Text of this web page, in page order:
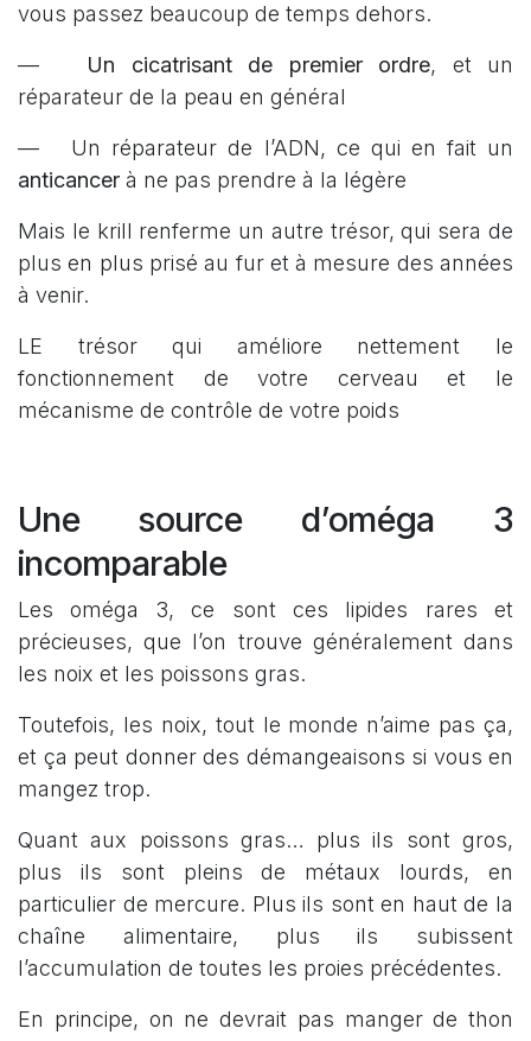
vous passez beaucoup de temps dehors.
— Un cicatrisant de premier ordre, et un
réparateur de la peau en général
— Un réparateur de l’ADN, ce qui en fait un
anticancer à ne pas prendre à la légère
Mais le krill renferme un autre trésor, qui sera de
plus en plus prisé au fur et à mesure des années
à venir.
LE trésor qui améliore nettement le
fonctionnement de votre cerveau et le
mécanisme de contrôle de votre poids
Une source d’oméga 3
incomparable
Les oméga 3, ce sont ces lipides rares et
précieuses, que l’on trouve généralement dans
les noix et les poissons gras.
Toutefois, les noix, tout le monde n’aime pas ça,
et ça peut donner des démangeaisons si vous en
mangez trop.
Quant aux poissons gras… plus ils sont gros,
plus ils sont pleins de métaux lourds, en
particulier de mercure. Plus ils sont en haut de la
chaîne alimentaire, plus ils subissent
l’accumulation de toutes les proies précédentes.
En principe, on ne devrait pas manger de thon